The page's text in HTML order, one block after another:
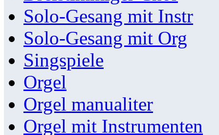
Solo-Gesang mit Instr
Solo-Gesang mit Org
Singspiele
Orgel
Orgel manualiter
Orgel mit Instrumenten